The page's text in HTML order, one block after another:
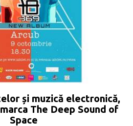
și muzică electronică,
The Deep Sound of
Space